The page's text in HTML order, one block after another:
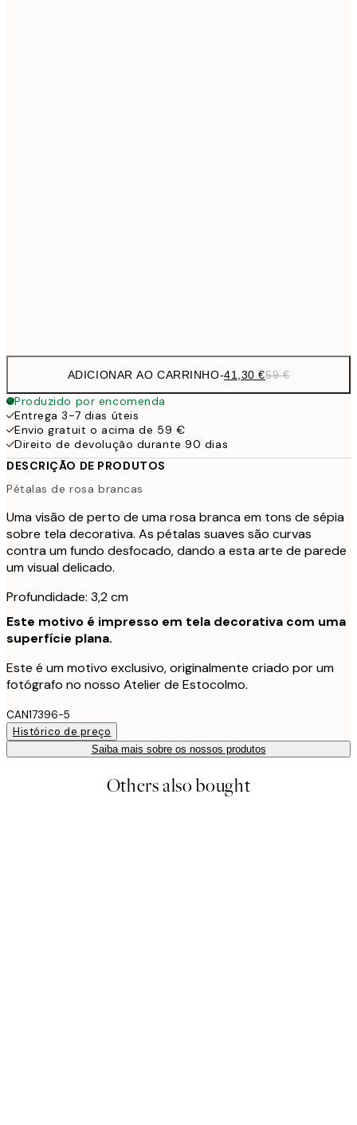
ADICIONAR AO CARRINHO-41,30 €59 €
Produzido por encomenda
Entrega 3-7 dias úteis
Envio gratuit o acima de 59 €
Direito de devolução durante 90 dias
DESCRIÇÃO DE PRODUTOS
Pétalas de rosa brancas
Uma visão de perto de uma rosa branca em tons de sépia
sobre tela decorativa. As pétalas suaves são curvas
contra um fundo desfocado, dando a esta arte de parede
um visual delicado.
Profundidade: 3,2 cm
Este motivo é impresso em tela decorativa com uma
superfície plana.
Este é um motivo exclusivo, originalmente criado por um
fotógrafo no nosso Atelier de Estocolmo.
CAN17396-5
Histórico de preço
Saiba mais sobre os nossos produtos
Others also bought